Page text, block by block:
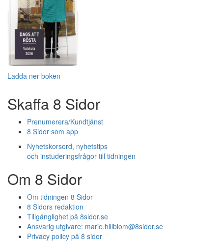
Ladda ner boken
Skaffa 8 Sidor
Prenumerera/Kundtjänst
8 Sidor som app
Nyhetskorsord, nyhetstips
och instuderingsfrågor till tidningen
Om 8 Sidor
Om tidningen 8 Sidor
8 Sidors redaktion
Tillgänglighet på 8sidor.se
Ansvarig utgivare: marie.hillblom@8sidor.se
Privacy policy på 8 sidor